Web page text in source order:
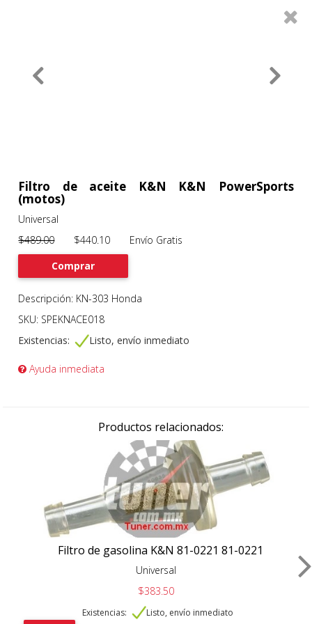
0
Previous
Filtro de aceite K&N K&N PowerSports
(motos)
Universal
$489.00$440.10 Envío Gratis
Comprar
Descripción: KN-303 Honda
SKU: SPEKNACE018
Existencias:
Listo, envío inmediato
Ayuda inmediata
Productos relacionados:
Filtro de gasolina K&N 81-0221 81-0221
Universal
$383.50
Existencias: Listo, envío inmediato